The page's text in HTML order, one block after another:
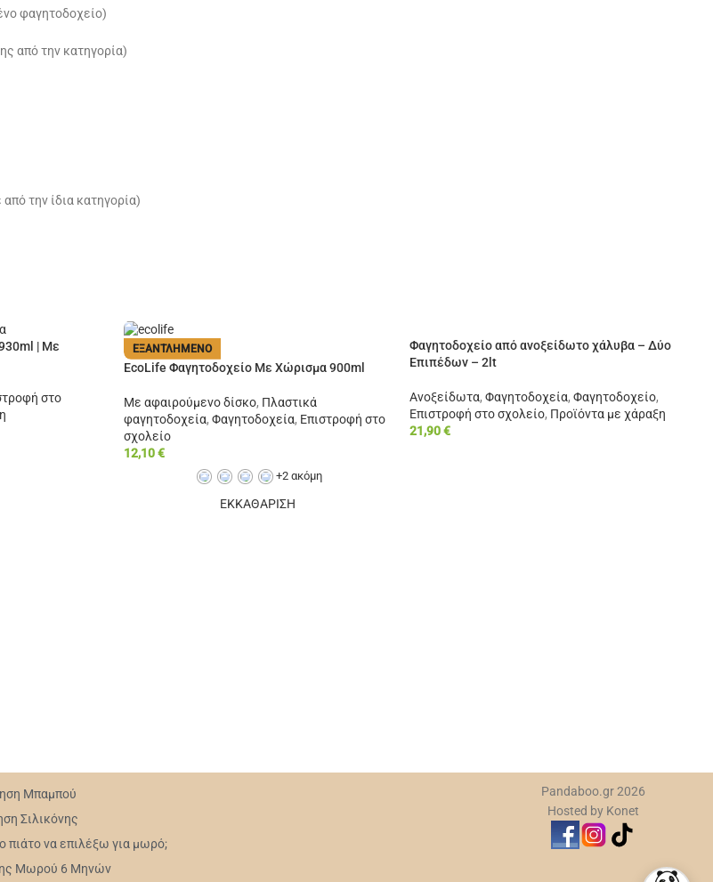
φαγητοδοχείο)
από την κατηγορία)
την ίδια κατηγορία)
| Με
στο
ΕΞΑΝΤΛΗΜΈΝΟ
EcoLife Φαγητοδοχείο Με Χώρισμα 900ml
Με αφαιρούμενο δίσκο, Πλαστικά
φαγητοδοχεία, Φαγητοδοχεία, Επιστροφή στο
σχολείο
12,10€
+2 ακόμη
ΕΚΚΑΘΑΡΙΣΗ
Φαγητοδοχείο από ανοξείδωτο χάλυβα – Δύο
Επιπέδων – 2lt
Ανοξείδωτα, Φαγητοδοχεία, Φαγητοδοχείο,
Επιστροφή στο σχολείο, Προϊόντα με χάραξη
21,90€
Mπαμπού
Σιλικόνης
πιάτο να επιλέξω για μωρό;
Μωρού 6 Μηνών
Pandaboo.gr 2026
Hosted by Konet